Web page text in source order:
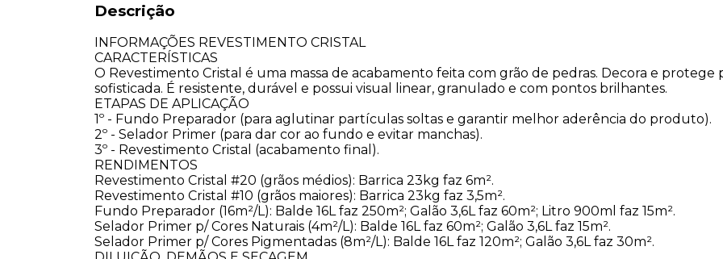
Descrição
INFORMAÇÕES REVESTIMENTO CRISTAL
​CARACTERÍSTICAS
O Revestimento Cristal é uma massa de acabamento feita com grão de pedras. Decora e
sofisticada. É resistente, durável e possui visual linear, granulado e com pontos brilhantes.​
​ETAPAS DE APLICAÇÃO
1º - Fundo Preparador (para aglutinar partículas soltas e garantir melhor aderência do produto).
2º - Selador Primer (para dar cor ao fundo e evitar manchas).
3º - Revestimento Cristal (acabamento final).
​RENDIMENTOS
Revestimento Cristal #20 (grãos médios): Barrica 23kg faz 6m².
Revestimento Cristal #10 (grãos maiores): Barrica 23kg faz 3,5m².
Fundo Preparador (16m²/L): Balde 16L faz 250m²; Galão 3,6L faz 60m²; Litro 900ml faz 15m².
Selador Primer p/ Cores Naturais (4m²/L): Balde 16L faz 60m²; Galão 3,6L faz 15m².
Selador Primer p/ Cores Pigmentadas (8m²/L): Balde 16L faz 120m²; Galão 3,6L faz 30m².